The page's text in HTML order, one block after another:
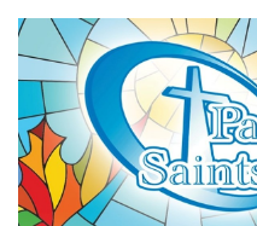
content